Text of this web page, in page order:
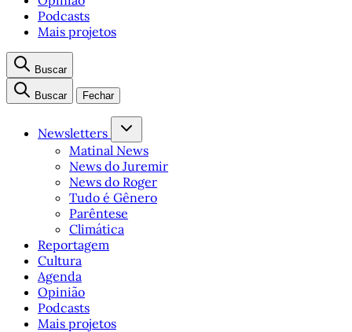
Podcasts
Mais projetos
Buscar
Buscar Fechar
Newsletters
Matinal News
News do Juremir
News do Roger
Tudo é Gênero
Parêntese
Climática
Reportagem
Cultura
Agenda
Opinião
Podcasts
Mais projetos